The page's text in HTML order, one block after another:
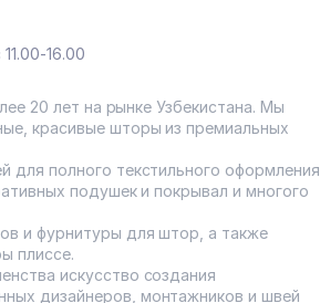
16.00
20 лет на рынке Узбекистана. Мы
красивые шторы из премиальных
для полного текстильного оформления
подушек и покрывал и многого
и фурнитуры для штор, а также
плиссе.
искусство создания
дизайнеров, монтажников и швей